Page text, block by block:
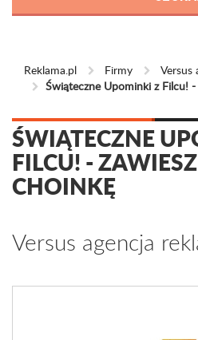
Reklama.pl Firmy
Versus
Świąteczne Upominki z Filcu!
ŚWIĄTECZNE
FILCU! -
CHOINKĘ
Versus agencja